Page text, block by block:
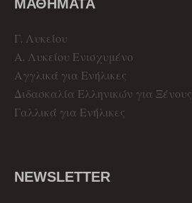
ΜΑΘΗΜΑΤΑ
Γ. Λυκείου
Α. Λυκείου Ενισχυμένο
Αγγλικά για Ενήλικες
Διδασκαλία Ελληνικών για Ξένους
Γαλλικά για Ενήλικες
NEWSLETTER